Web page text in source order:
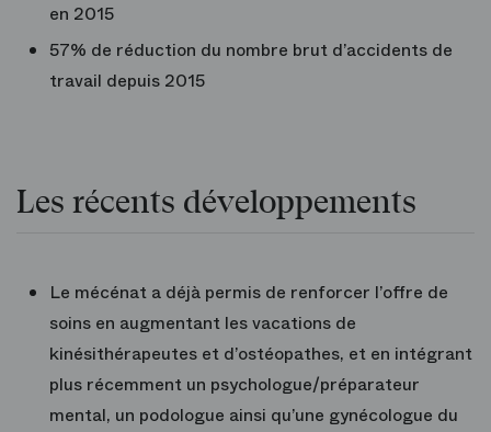
en 2015
57% de réduction du nombre brut d’accidents de
travail depuis 2015
Les récents développements
Le mécénat a déjà permis de renforcer l’offre de
soins en augmentant les vacations de
kinésithérapeutes et d’ostéopathes, et en intégrant
plus récemment un psychologue/préparateur
mental, un podologue ainsi qu’une gynécologue du